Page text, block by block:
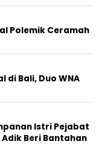
Polemik Ceramah
di Bali, Duo WNA
Istri Pejabat
Beri Bantahan